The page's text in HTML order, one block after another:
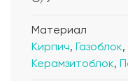
Материал
Кирпич, Газоблок,
Керамзитоблок,